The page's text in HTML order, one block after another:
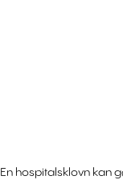
En hospitalsklovn kan